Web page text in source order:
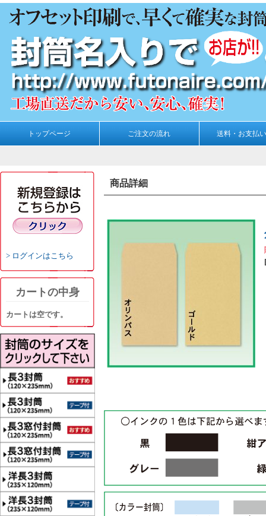
トップページ ご注文の流れ 送料・お支払
ログインはこちら
カートの中身
カートは空です。
商品詳細